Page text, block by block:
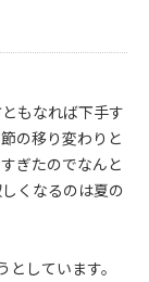
もなれば下手す
の移り変わりと
ぎたのでなんと
くなるのは夏の
しています。